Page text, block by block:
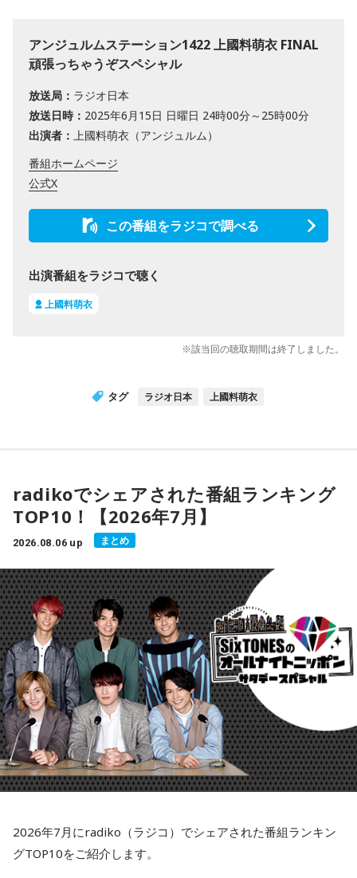
アンジュルムステーション1422 上國料萌衣 FINAL
頑張っちゃうぞスペシャル
放送局： ラジオ日本
放送日時： 2025年6月15日 日曜日 24時00分～25時00分
出演者： 上國料萌衣（アンジュルム）
番組ホームページ
公式X
この番組をラジコで調べる
出演番組をラジコで聴く
上國料萌衣
※該当回の聴取期間は終了しました。
タグ ラジオ日本 上國料萌衣
radikoでシェアされた番組ランキング
TOP10！【2026年7月】
2026.08.06 up まとめ
2026年7月にradiko（ラジコ）でシェアされた番組ランキン
グTOP10をご紹介します。